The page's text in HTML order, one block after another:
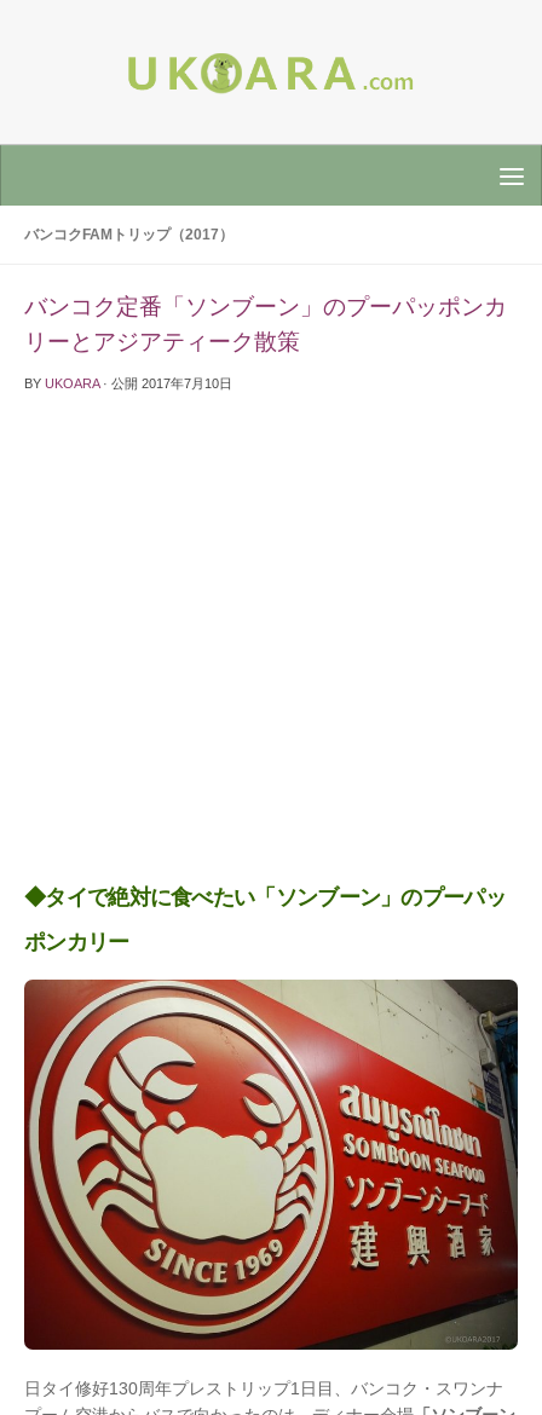
バンコクFAMトリップ（2017）
バンコク定番「ソンブーン」のプーパッポンカ
リーとアジアティーク散策
BY UKOARA · 公開 2017年7月10日
◆タイで絶対に食べたい「ソンブーン」のプーパッ
ポンカリー
日タイ修好130周年プレストリップ1日目、バンコク・スワンナ